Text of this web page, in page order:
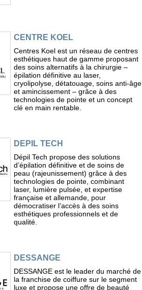
CENTRE KOEL
Centres Koel est un réseau de centres
esthétiques haut de gamme proposant
des soins alternatifs à la chirurgie –
épilation définitive au laser,
cryolipolyse, détatouage, soins anti‑âge
et amincissement – grâce à des
technologies de pointe et un concept
clé en main rentable.
DEPIL TECH
Dépil Tech propose des solutions
d’épilation définitive et de soins de
peau (rajeunissement) grâce à des
technologies de pointe, combinant
laser, lumière pulsée, et expertise
française et allemande, pour
démocratiser l’accès à des soins
esthétiques professionnels et de
qualité.
DESSANGE
DESSANGE est le leader du marché de
la franchise de coiffure sur le segment
luxe et propose une offre de beauté